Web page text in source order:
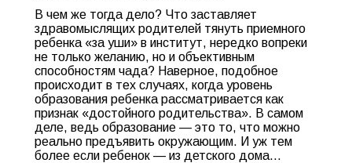
В чем же тогда дело? Что заставляет
здравомыслящих родителей тянуть приемного
ребенка «за уши» в институт, нередко вопреки
не только желанию, но и объективным
способностям чада? Наверное, подобное
происходит в тех случаях, когда уровень
образования ребенка рассматривается как
признак «достойного родительства». В самом
деле, ведь образование — это то, что можно
реально предъявить окружающим. И уж тем
более если ребенок — из детского дома…